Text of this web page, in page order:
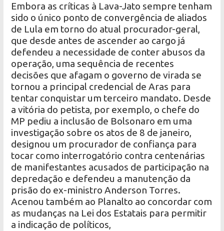
Embora as críticas à Lava-Jato sempre tenham
sido o único ponto de convergência de aliados
de Lula em torno do atual procurador-geral,
que desde antes de ascender ao cargo já
defendeu a necessidade de conter abusos da
operação, uma sequência de recentes
decisões que afagam o governo de virada se
tornou a principal credencial de Aras para
tentar conquistar um terceiro mandato. Desde
a vitória do petista, por exemplo, o chefe do
MP pediu a inclusão de Bolsonaro em uma
investigação sobre os atos de 8 de janeiro,
designou um procurador de confiança para
tocar como interrogatório contra centenárias
de manifestantes acusados ​​de participação na
depredação e defendeu a manutenção da
prisão do ex-ministro Anderson Torres.
Acenou também ao Planalto ao concordar com
as mudanças na Lei dos Estatais para permitir
a indicação de políticos,